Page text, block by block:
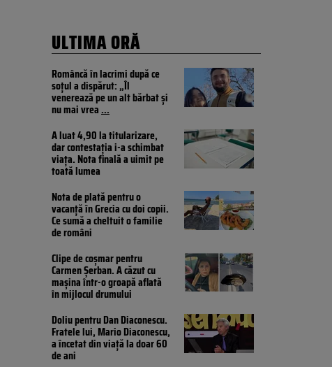
ULTIMA ORĂ
Româncă în lacrimi după ce
soțul a dispărut: „Îl
venerează pe un alt bărbat și
nu mai vrea...
A luat 4,90 la titularizare,
dar contestația i-a schimbat
viața. Nota finală a uimit pe
toată lumea
Nota de plată pentru o
vacanță în Grecia cu doi copii.
Ce sumă a cheltuit o familie
de români
Clipe de coșmar pentru
Carmen Șerban. A căzut cu
mașina într-o groapă aflată
în mijlocul drumului
Doliu pentru Dan Diaconescu.
Fratele lui, Mario Diaconescu,
a încetat din viață la doar 60
de ani